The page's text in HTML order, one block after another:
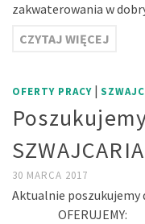
zakwaterowania w
CZYTAJ WIĘCEJ
OFERTY PRACY |
30 MARCA 2017
Aktualnie